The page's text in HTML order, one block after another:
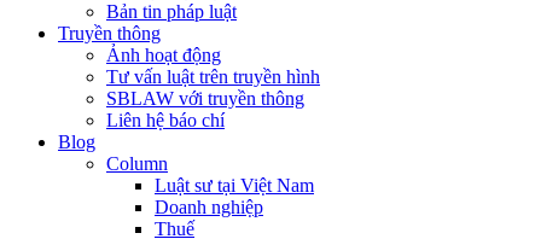
Bản tin pháp luật
Truyền thông
Ảnh hoạt động
Tư vấn luật trên truyền hình
SBLAW với truyền thông
Liên hệ báo chí
Blog
Column
Luật sư tại Việt Nam
Doanh nghiệp
Thuế